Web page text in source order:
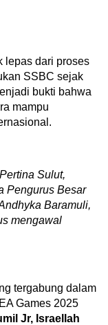
lepas dari proses
SSBC sejak
bukti bahwa
mampu
Sulut,
Pengurus Besar
Baramuli,
mengawal
tergabung dalam
Games 2025
Jr, Israellah